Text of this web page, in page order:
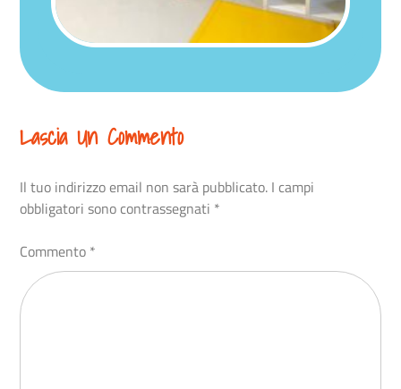
Lascia Un Commento
Il tuo indirizzo email non sarà pubblicato. I campi
obbligatori sono contrassegnati *
Commento *